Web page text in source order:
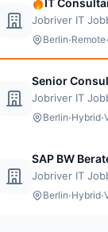
IT
Jobriver IT
Berlin·Remote·
Senior
Jobriver IT
Berlin·Hybrid·
SAP BW
Jobriver IT
Berlin·Hybrid·